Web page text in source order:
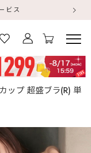
ビス
ップ 超盛ブラ(R) 単